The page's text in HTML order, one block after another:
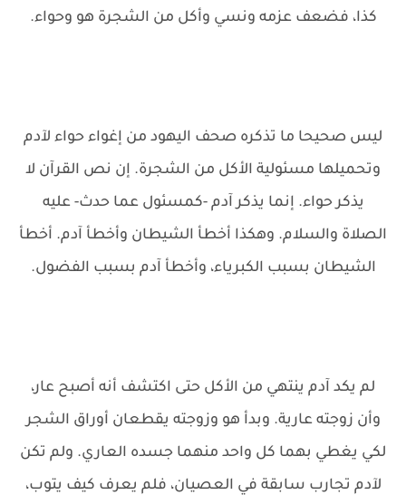
كذا، فضعف عزمه ونسي وأكل من الشجرة هو وحواء.
ليس صحيحا ما تذكره صحف اليهود من إغواء حواء لآدم
وتحميلها مسئولية الأكل من الشجرة. إن نص القرآن لا
يذكر حواء. إنما يذكر آدم -كمسئول عما حدث- عليه
الصلاة والسلام. وهكذا أخطأ الشيطان وأخطأ آدم. أخطأ
الشيطان بسبب الكبرياء، وأخطأ آدم بسبب الفضول.
لم يكد آدم ينتهي من الأكل حتى اكتشف أنه أصبح عار،
وأن زوجته عارية. وبدأ هو وزوجته يقطعان أوراق الشجر
لكي يغطي بهما كل واحد منهما جسده العاري. ولم تكن
لآدم تجارب سابقة في العصيان، فلم يعرف كيف يتوب،